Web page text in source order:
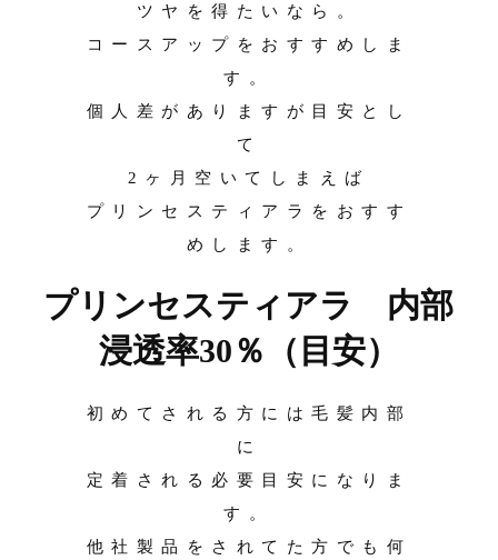
ツヤを得たいなら。
コースアップをおすすめしま
す。
個人差がありますが目安とし
て
2ヶ月空いてしまえば
プリンセスティアラをおすす
めします。
プリンセスティアラ 内部
浸透率30％（目安）
初めてされる方には毛髪内部
に
定着される必要目安になりま
す。
他社製品をされてた方でも何